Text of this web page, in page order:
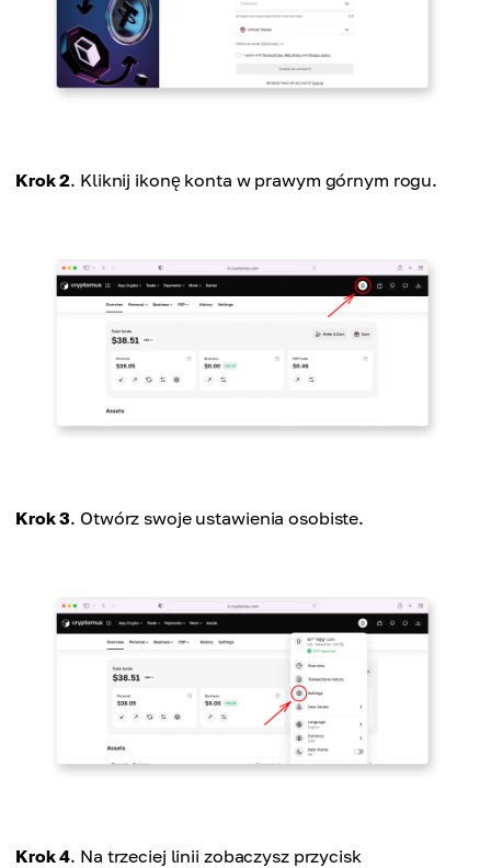
Krok 2. Kliknij ikonę konta w prawym górnym rogu.
Krok 3. Otwórz swoje ustawienia osobiste.
Krok 4. Na trzeciej linii zobaczysz przycisk